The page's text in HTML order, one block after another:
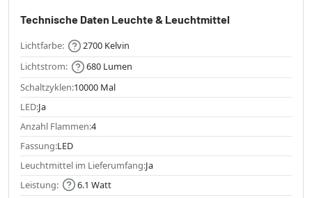
Technische Daten Leuchte & Leuchtmittel
Lichtfarbe:
2700 Kelvin
Lichtstrom:
680 Lumen
Schaltzyklen:10000 Mal
LED:Ja
Anzahl Flammen:4
Fassung:LED
Leuchtmittel im Lieferumfang:Ja
Leistung:
6.1 Watt